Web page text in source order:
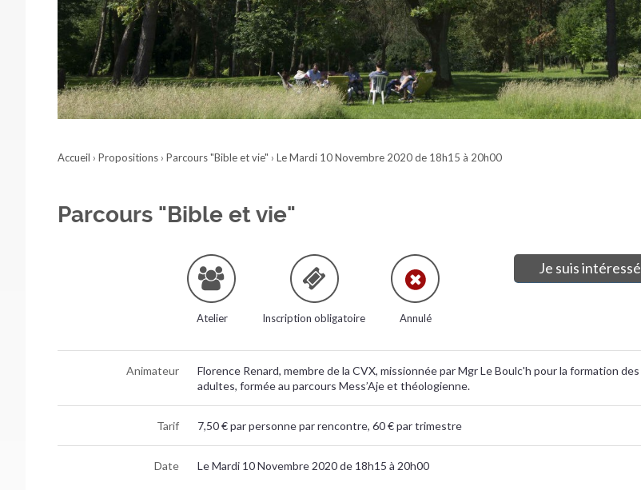
Accueil › Propositions › Parcours "Bible et vie" › Le Mardi 10 Novembre 2020 de 18h15 à 20h00
Parcours "Bible et vie"
Atelier Inscription obligatoire Annulé
Je suis intéressé
Animateur
Florence Renard, membre de la CVX, missionnée par Mgr Le Boulc'h pour la formation des
adultes, formée au parcours Mess’Aje et théologienne.
Tarif 7,50 € par personne par rencontre, 60 € par trimestre
Date Le Mardi 10 Novembre 2020 de 18h15 à 20h00